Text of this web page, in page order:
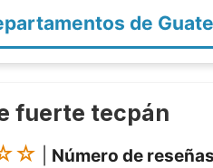
de
fuerte tecpán
Número de